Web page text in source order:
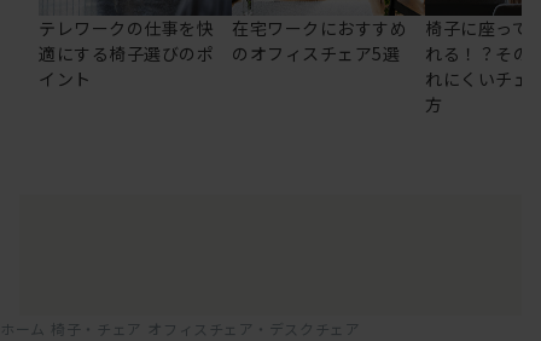
テレワークの仕事を快
適にする椅子選びのポ
イント
在宅ワークにおすすめ
のオフィスチェア5選
椅子に座って
れる！？その
れにくいチェ
方
ホーム 椅子・チェア オフィスチェア・デスクチェア